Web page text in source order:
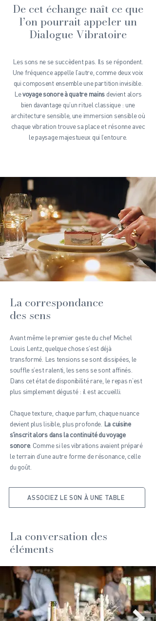
​De cet échange naît ce que
l’on pourrait appeler un
Dialogue Vibratoire
Les sons ne se succèdent pas. Ils se répondent.
Une fréquence appelle l’autre, comme deux voix
qui composent ensemble une partition invisible.
Levoyage sonore à quatre mains devient alors
bien davantage qu’un rituel classique : une
architecture sensible, une immersion sensible où
chaque vibration trouve sa place et résonne avec
le paysage majestueux qui l’entoure.
La correspondance
des sens
Avant même le premier geste du chef Michel
Louis Lentz, quelque chose s’est déjà
transformé. Les tensions se sont dissipées, le
souffle s’est ralenti, les sens se sont affinés.
Dans cet état de disponibilité rare, le repas n’est
plus simplement dégusté : il est accueilli.
Chaque texture, chaque parfum, chaque nuance
devient plus lisible, plus profonde. La cuisine
s’inscrit alors dans la continuité du voyage
sonore. Comme si les vibrations avaient préparé
le terrain d’une autre forme de résonance, celle
du goût.
ASSOCIEZ LE SON À UNE TABLE
La conversation des
éléments